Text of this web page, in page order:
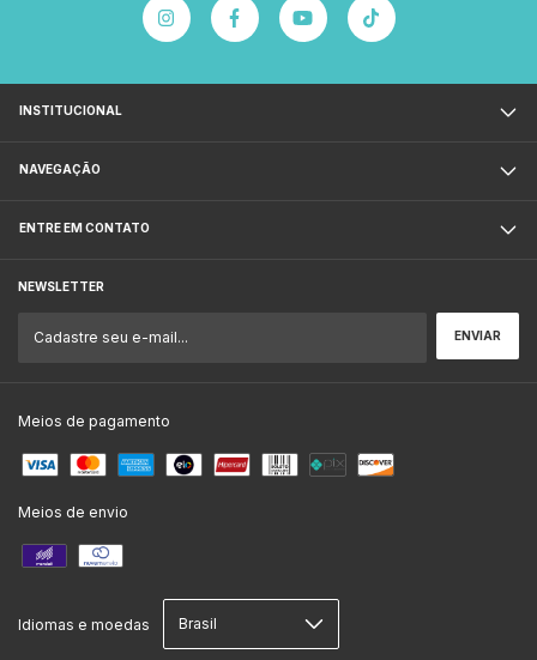
INSTITUCIONAL
NAVEGAÇÃO
ENTRE EM CONTATO
NEWSLETTER
Meios de pagamento
Meios de envio
Idiomas e moedas